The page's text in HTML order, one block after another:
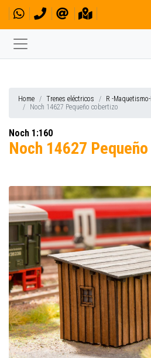
Home Trenes eléctricos
R -
Noch 14627 Pequeño cobertizo
Noch 1:160
Noch 14627